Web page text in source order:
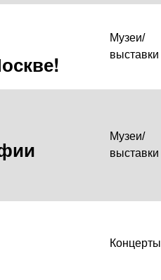
Музеи/
выставки
Музеи/
выставки
Концерты